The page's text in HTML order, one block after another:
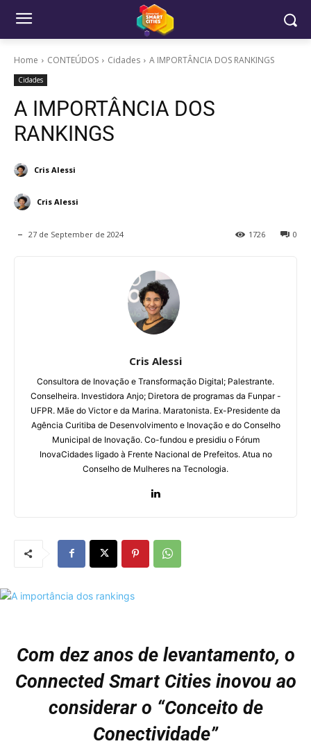
Home CONTEÚDOS Cidades A IMPORTÂNCIA DOS RANKINGS
Cidades
A IMPORTÂNCIA DOS
RANKINGS
Cris Alessi
Cris Alessi
27 de September de 2024 0
1726
Cris Alessi
Consultora de Inovação e Transformação Digital; Palestrante.
Conselheira. Investidora Anjo; Diretora de programas da Funpar -
UFPR. Mãe do Victor e da Marina. Maratonista. Ex-Presidente da
Agência Curitiba de Desenvolvimento e Inovação e do Conselho
Municipal de Inovação. Co-fundou e presidiu o Fórum
InovaCidades ligado à Frente Nacional de Prefeitos. Atua no
Conselho de Mulheres na Tecnologia.
Com dez anos de levantamento, o
Connected Smart Cities inovou ao
considerar o “Conceito de
Conectividade”